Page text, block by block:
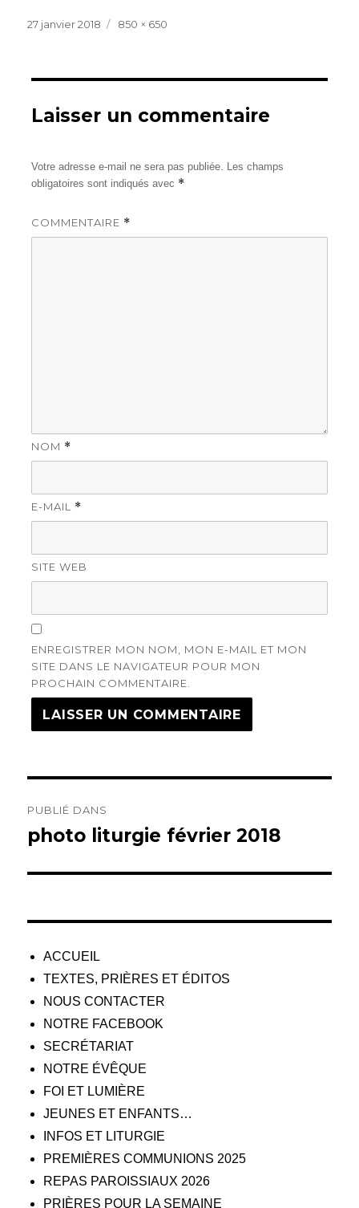
Publié
27 janvier 2018
Taille
850 × 650
Laisser un commentaire
Votre adresse e-mail ne sera pas publiée. Les champs
obligatoires sont indiqués avec *
COMMENTAIRE *
NOM *
E-MAIL *
SITE WEB
ENREGISTRER MON NOM, MON E-MAIL ET MON
SITE DANS LE NAVIGATEUR POUR MON
PROCHAIN COMMENTAIRE.
de
PUBLIÉ DANS
photo liturgie février 2018
ACCUEIL
TEXTES, PRIÈRES ET ÉDITOS
NOUS CONTACTER
NOTRE FACEBOOK
SECRÉTARIAT
NOTRE ÉVÊQUE
FOI ET LUMIÈRE
JEUNES ET ENFANTS…
INFOS ET LITURGIE
PREMIÈRES COMMUNIONS 2025
REPAS PAROISSIAUX 2026
PRIÈRES POUR LA SEMAINE